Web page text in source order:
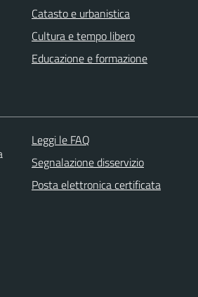
Catasto e urbanistica
Cultura e tempo libero
Educazione e formazione
Leggi le FAQ
Segnalazione disservizio
Posta elettronica certificata